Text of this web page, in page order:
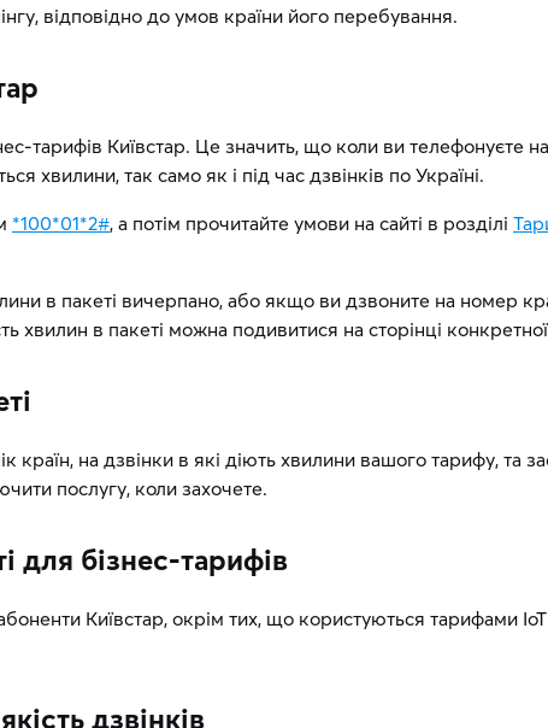
відповідно до умов країни його перебування.
тарифів Київстар. Це значить, що коли ви телефонуєте
хвилини, так само як і під час дзвінків по Україні.
*100*01*2#, а потім прочитайте умови на сайті в розділі
в пакеті вичерпано, або якщо ви дзвоните на номер
хвилин в пакеті можна подивитися на сторінці
на дзвінки в які діють хвилини вашого тарифу, та
послугу, коли захочете.
для бізнес-тарифів
Київстар, окрім тих, що користуються тарифами
дзвінків